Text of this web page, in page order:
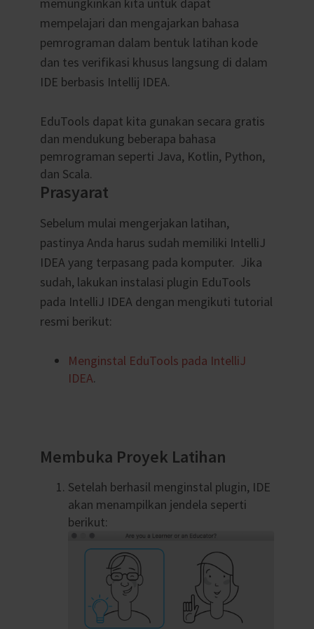
memungkinkan kita untuk dapat
mempelajari dan mengajarkan bahasa
pemrograman dalam bentuk latihan kode
dan tes verifikasi khusus langsung di dalam
IDE berbasis Intellij IDEA.
EduTools dapat kita gunakan secara gratis
dan mendukung beberapa bahasa
pemrograman seperti Java, Kotlin, Python,
dan Scala.
Prasyarat
Sebelum mulai mengerjakan latihan,
pastinya Anda harus sudah memiliki IntelliJ
IDEA yang terpasang pada komputer. Jika
sudah, lakukan instalasi plugin EduTools
pada IntelliJ IDEA dengan mengikuti tutorial
resmi berikut:
Menginstal EduTools pada IntelliJ
IDEA.
Membuka Proyek Latihan
Setelah berhasil menginstal plugin, IDE
akan menampilkan jendela seperti
berikut: